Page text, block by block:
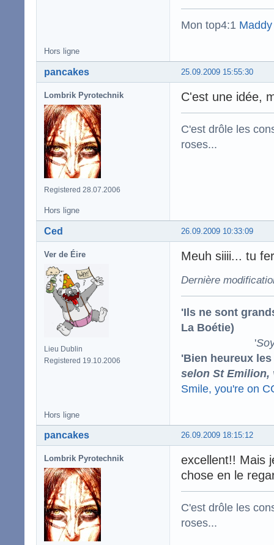
Mon top4:1
Hors ligne
25.09.2009 15:55:30
pancakes
Lombrik Pyrotechnik
Registered 28.07.2006
C'est une idée,
C'est drôle les
roses...
Hors ligne
26.09.2009 10:33:09
Ced
Ver de Éire
Lieu Dublin
Registered 19.10.2006
Meuh siiii... tu
Dernière
'Ils ne sont
La Boétie)
'
'Bien heureux
selon St Emilion,
Smile, you're on
Hors ligne
26.09.2009 18:15:12
pancakes
Lombrik Pyrotechnik
excellent!! Mais
chose en le
C'est drôle les
roses...